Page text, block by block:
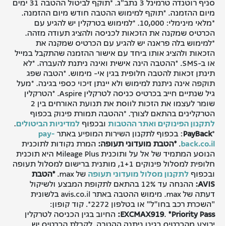
מיום ההזמנה. *תוקף למימוש ההטבה חודש מיום ההזמנה.
*מלאי מינימלי: 10,000. *למימוש בטרקלין יש להגיע עם
הכרטיס שמקנה את הזכאות לכניסה ולהציג תעודה מזהה.
*למימוש בלה פראנה יש להגיע עם הכרטיס שמקנה את
הזכאות ולהציג אותו ביחד עם אישור ההזמנה שהתקבל במייל
או ב-SMS.
*ההטבה הינה אישית ואינה ניתנת להעברה. *לא
תינתן זכאות להטבה חלופית בגין אי- מימוש. *הטבה שפג
תוקפה אינה ניתנת למימוש ולא יינתן זיכוי כספי בגינה. *מעל
גיל שנתיים חייב בכרטיס כניסה לטרקלין Aspire. *הטרקלין
שומר לעצמו את הזכות לווסת את תנועת האורחים בין 2
הטרקלינים בהתאם לצורך. *ההטבה תמורת פינוק בכפוף
לתקנון הפינוקים ואתר ההטבות ובכפוף למדיניות הביטולים.
*
PayBack: בכפוף לתקנון השירות המופיע באתרpay-
back.co.il
.*הטבת מועדוני תעופה: המרת נקודות לתוכנית
הנוסע המתמיד של אל על ותוכנית Mileage Plus היא תוכנית
חלופית למסלול פינוקים 1+1, מותנית ברישום למסלול תעופה
ובכפוף לתקנון מסלול מועדוני תעופה של max.
*הטבת
AVIS:
ההנחה עד 12% בהתאם לתקופת המבצע ולשיקול
דעתה של max. מימוש ההטבה באתר avis.co.il בלשונית
"השכרת רכב בחו"ל" או בטלפון 2272*. קוד קופון:
EXCMAX919. *Priority Pass:
החיוב בגין הכניסה לטרקלין
יבוצע מהכרטיס בגינו ניתנה ההטבה. לקבלת הכרטיס יש